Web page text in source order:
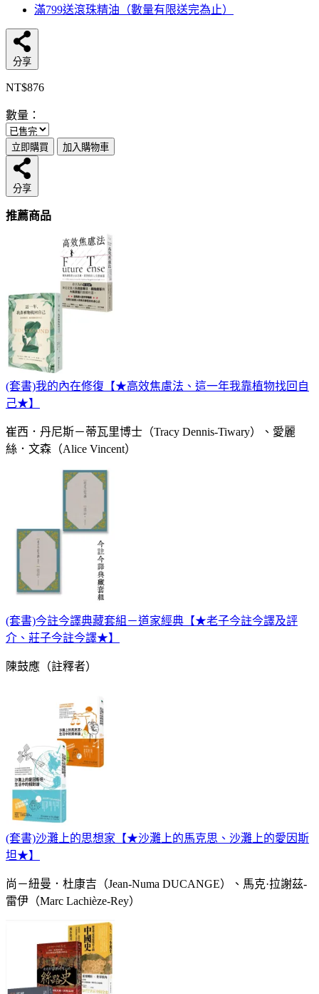
滿799送滾珠精油（數量有限送完為止）
分享
NT$876
數量：
立即購買 加入購物車
分享
推薦商品
(套書)我的內在修復【★高效焦慮法、這一年我靠植物找回自
己★】
崔西．丹尼斯－蒂瓦里博士（Tracy Dennis-Tiwary）、愛麗
絲．文森（Alice Vincent）
(套書)今註今譯典藏套組－道家經典【★老子今註今譯及評
介、莊子今註今譯★】
陳鼓應（註釋者）
(套書)沙灘上的思想家【★沙灘上的馬克思、沙灘上的愛因斯
坦★】
尚－紐曼．杜康吉（Jean-Numa DUCANGE）、馬克·拉謝茲-
雷伊（Marc Lachièze-Rey）